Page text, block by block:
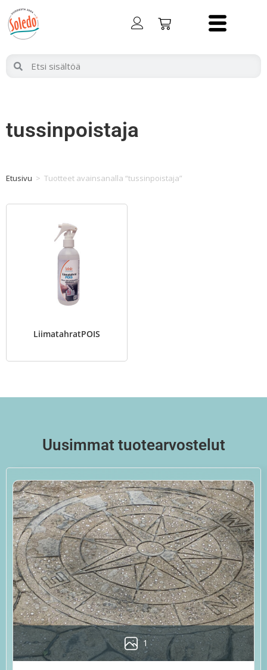
tussinpoistaja
Etusivu > Tuotteet avainsanalla “tussinpoistaja”
LiimatahratPOIS
Uusimmat tuotearvostelut
1